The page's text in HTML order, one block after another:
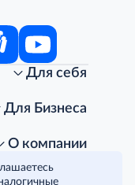
Для себя
и баланс
Для Бизнеса
О компании
соглашения